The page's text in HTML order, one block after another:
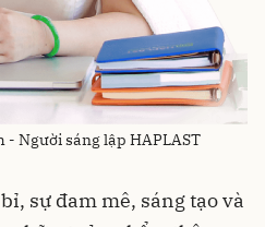
Người sáng lập HAPLAST
sự đam mê, sáng tạo và